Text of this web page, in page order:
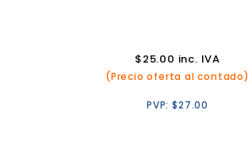
$25.00 inc. IVA
(Precio oferta al contado)
PVP:$27.00